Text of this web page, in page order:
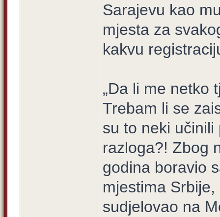
Sarajevu kao
mjesta za
kakvu
„Da li me netko
Trebam li se
su to neki
razloga?! Zbog
godina boravio
mjestima
sudjelovao na